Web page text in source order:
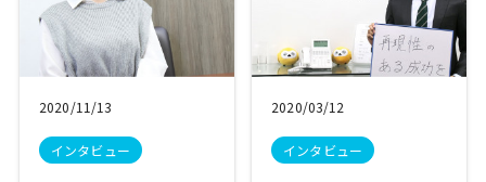
2020/11/13
インタビュー
2020/03/12
インタビュー